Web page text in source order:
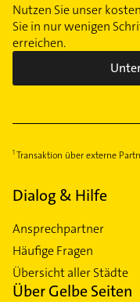
Nutzen Sie unser
Sie in nur wenigen
erreichen.
Transaktion über externe
Dialog & Hilfe
Ansprechpartner
Häufige Fragen
Übersicht aller Städte
Über Gelbe Seiten